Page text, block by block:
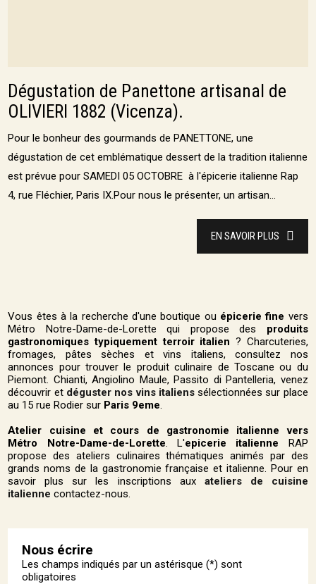
Dégustation de Panettone artisanal de
OLIVIERI 1882 (Vicenza).
Pour le bonheur des gourmands de PANETTONE, une
dégustation de cet emblématique dessert de la tradition italienne
est prévue pour SAMEDI 05 OCTOBRE à l'épicerie italienne Rap
4, rue Fléchier, Paris IX.Pour nous le présenter, un artisan...
EN SAVOIR PLUS
Vous êtes à la recherche d'une boutique ou épicerie fine vers
Métro Notre-Dame-de-Lorette qui propose des produits
gastronomiques typiquement terroir italien ? Charcuteries,
fromages, pâtes sèches et vins italiens, consultez nos
annonces pour trouver le produit culinaire de Toscane ou du
Piemont. Chianti, Angiolino Maule, Passito di Pantelleria, venez
découvrir et déguster nos vins italienssélectionnées sur place
au 15 rue Rodier sur Paris 9eme.
Atelier cuisine et cours de gastronomie italienne vers
Métro Notre-Dame-de-Lorette. L'epicerie italienne RAP
propose des ateliers culinaires thématiques animés par des
grands noms de la gastronomie française et italienne. Pour en
savoir plus sur les inscriptions aux ateliers de cuisine
italienne contactez-nous.
Nous écrire
Les champs indiqués par un astérisque (*) sont
obligatoires